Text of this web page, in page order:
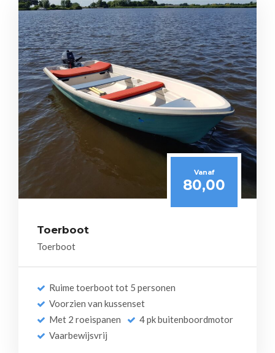
Vanaf
80,00
Toerboot
Toerboot
Ruime toerboot tot 5 personen
Voorzien van kussenset
Met 2 roeispanen
4 pk buitenboordmotor
Vaarbewijsvrij